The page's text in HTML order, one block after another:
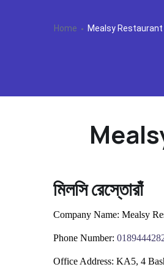
Home Mealsy
মিলসি রেস্তোরাঁ
Company Name: Mealsy
Phone Number: 0
Office Address: KA5, 4